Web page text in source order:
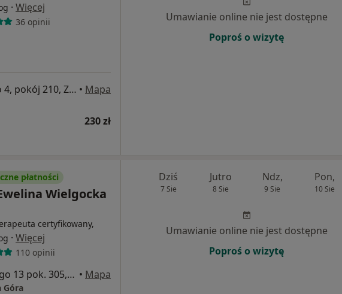
· Więcej
36 opinii
ul. Generała Sikorskiego 4, pokój 210, Zielona Góra • Mapa
230 zł
Umawianie online nie jest dostępne
Poproś o wizytę
płatności
Wielgocka
certyfikowany,
· Więcej
110 opinii
Stanisława Wyspiańskiego 13 pok. 305, Zielona Góra • Mapa
Góra
Dziś
7 Sie
Jutro
8 Sie
Ndz,
9 Sie
Pon,
10 Sie
Umawianie online nie jest dostępne
Poproś o wizytę